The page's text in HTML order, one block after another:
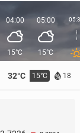
32°C 15°C 18
04:00
15°C
05:00
15°C